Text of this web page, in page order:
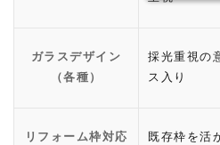
ガラスデザイン
（各種）
採光重視の
ス入り
リフォーム枠対応
既存枠を活